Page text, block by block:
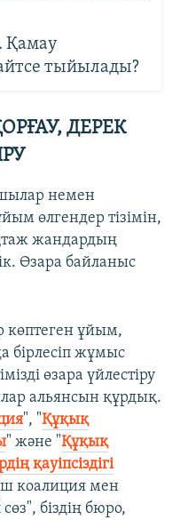
Қамау
тыйылады?
ДЕРЕК
немен
өлгендер тізімін,
жандардың
Өзара байланыс
көптеген ұйым,
бірлесіп жұмыс
өзара үйлестіру
альянсын құрдық.
", "Құқық
" және "Құқық
қауіпсіздігі
коалиция мен
біздің бюро,